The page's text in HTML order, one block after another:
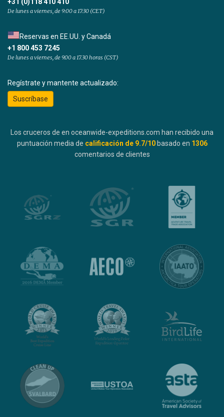
De lunes a viernes, de 9:00 a 17:30 (CET)
Reservas en EE.UU. y Canadá
+1 800 453 7245
De lunes a viernes, de 9.00 a 17.30 horas (CST)
Regístrate y mantente actualizado:
Suscríbase
Los cruceros de en oceanwide-expeditions.com han recibido una
puntuación media de calificación de 9.7/10 basado en 1306
comentarios de clientes